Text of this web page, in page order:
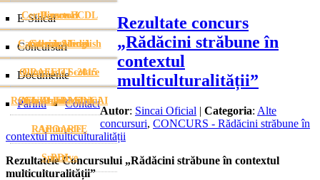
Directori
Stema Șincai
Personal
Certificare ECDL
Cambridge English
GRAFFITI -2015
Ziua Absolventului
E-Sincai
Galerie Media
Concursuri
Olimpiade Scolare
Gheorghe Mihoc
Arhimede
Sportive
Documente
ROFUIP-URI SINCAI
RAPOARTE
PDI
Parinti Contact
Rezultate concurs
„Rădăcini străbune în
contextul
multiculturalității”
Autor: Sincai Oficial | Categoria: Alte
concursuri, CONCURS - Rădăcini străbune în
contextul multiculturalității
Rezultatele Concursului „Rădăcini străbune în contextul
multiculturalității”